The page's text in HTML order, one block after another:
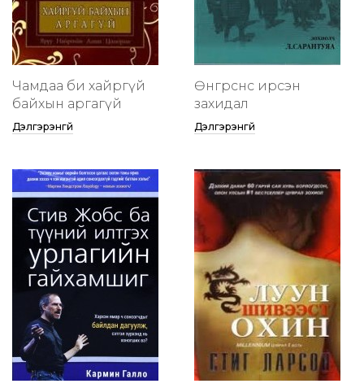
Чамдаа би хайргүй
байхын аргагүй
Дэлгэрэнгүй
Өнгөрснөөс ирсэн
захидал
Дэлгэрэнгүй